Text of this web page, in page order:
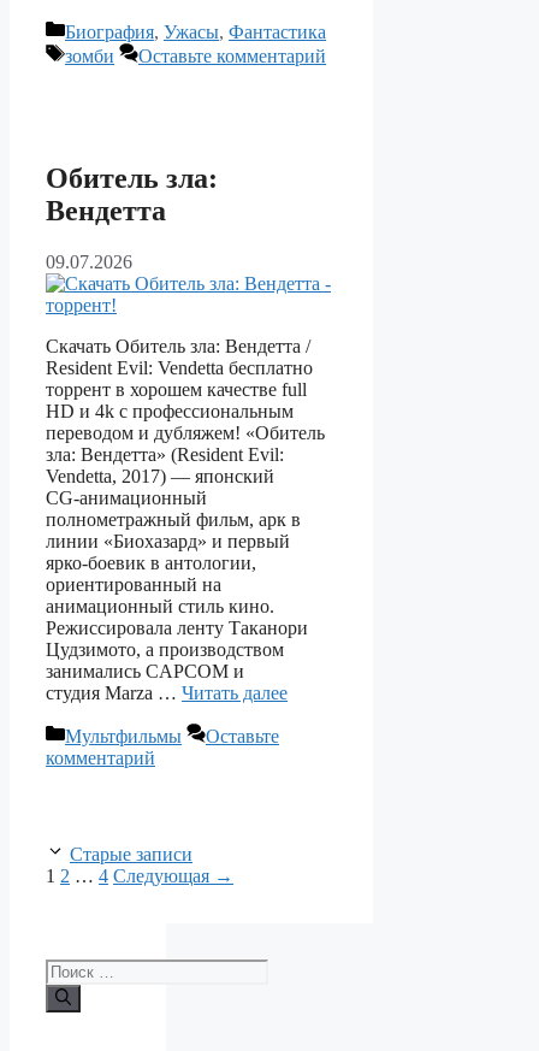
Рубрики
Биография, Ужасы, Фантастика
Метки
зомби Оставьте комментарий
Обитель зла:
Вендетта
09.07.2026
Скачать Обитель зла: Вендетта /
Resident Evil: Vendetta бесплатно
торрент в хорошем качестве full
HD и 4k с профессиональным
переводом и дубляжем! «Обитель
зла: Вендетта» (Resident Evil:
Vendetta, 2017) — японский
CG‑анимационный
полнометражный фильм, арк в
линии «Биохазард» и первый
ярко‑боевик в антологии,
ориентированный на
анимационный стиль кино.
Режиссировала ленту Таканори
Цудзимото, а производством
занимались CAPCOM и
студия Marza … Читать далее
Рубрики
Мультфильмы
Оставьте
комментарий
Старые записи
Страница
1 Страница
2 … Страница
4 Следующая →
Поиск: